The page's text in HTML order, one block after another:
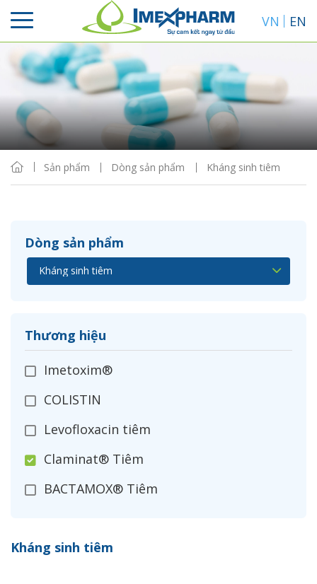
VN EN
Sản phẩm Dòng sản phẩm Kháng sinh tiêm
Dòng sản phẩm
Thương hiệu
Imetoxim®
COLISTIN
Levofloxacin tiêm
Claminat® Tiêm
BACTAMOX® Tiêm
Ceftizoxim®
Kháng sinh tiêm
Sắp xếp
Hiển thị